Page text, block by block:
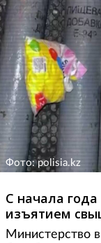
Фото: polisia.kz
С начала года
изъятием
Министерство